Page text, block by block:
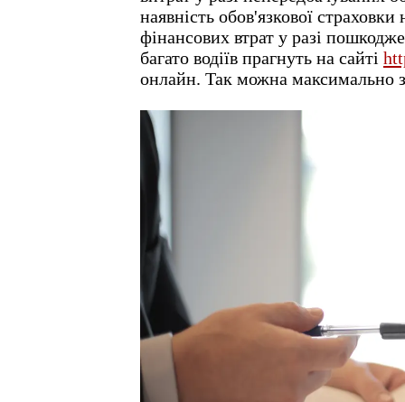
наявність обов'язкової страховки
фінансових втрат у разі
багато водіїв прагнуть на сайті
онлайн. Так можна максимально